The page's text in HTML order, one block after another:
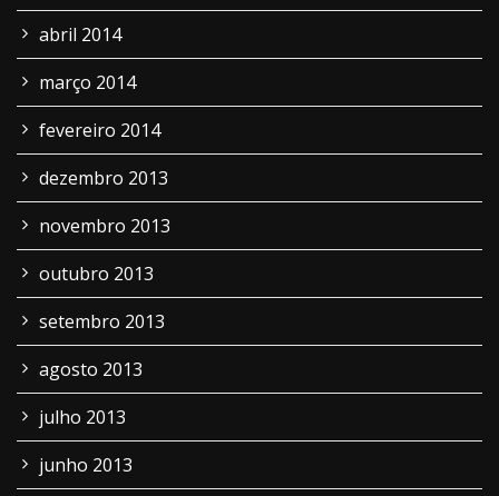
abril 2014
março 2014
fevereiro 2014
dezembro 2013
novembro 2013
outubro 2013
setembro 2013
agosto 2013
julho 2013
junho 2013